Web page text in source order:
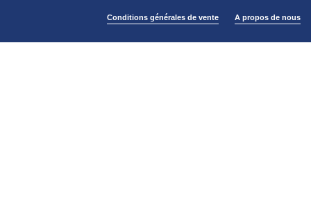
Conditions générales de vente A propos de nous